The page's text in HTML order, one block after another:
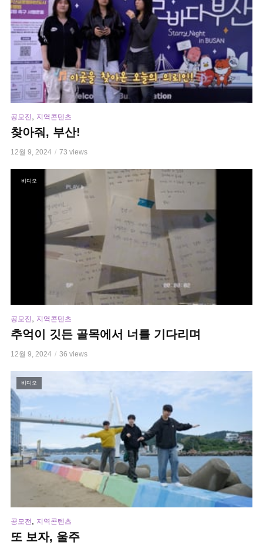
공모전 지역콘텐츠
찾아줘, 부산!
12월 9, 2024 73 views
비디오
공모전 , 지역콘텐츠
추억이 깃든 골목에서 너를 기다리며
12월 9, 2024 36 views
비디오
공모전 , 지역콘텐츠
또 보자, 울주